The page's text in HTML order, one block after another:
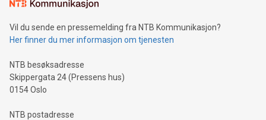
Vil du sende en pressemelding fra NTB Kommunikasjon?
Her finner du mer informasjon om tjenesten
NTB besøksadresse
Skippergata 24 (Pressens hus)
0154 Oslo
NTB postadresse